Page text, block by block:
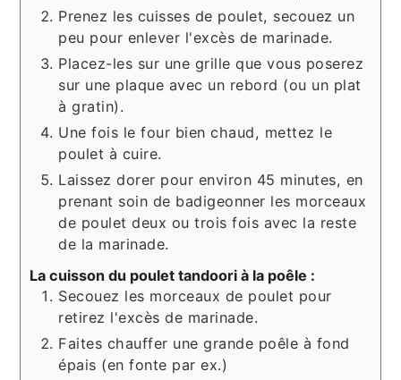
Prenez les cuisses de poulet, secouez un
peu pour enlever l'excès de marinade.
Placez-les sur une grille que vous poserez
sur une plaque avec un rebord (ou un plat
à gratin).
Une fois le four bien chaud, mettez le
poulet à cuire.
Laissez dorer pour environ 45 minutes, en
prenant soin de badigeonner les morceaux
de poulet deux ou trois fois avec la reste
de la marinade.
La cuisson du poulet tandoori à la poêle :
Secouez les morceaux de poulet pour
retirez l'excès de marinade.
Faites chauffer une grande poêle à fond
épais (en fonte par ex.)